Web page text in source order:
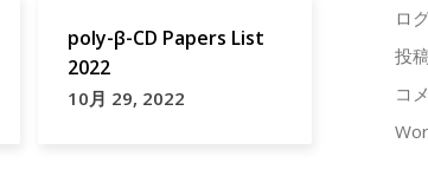
poly-β-CD Papers List
2022
10月 29, 2022
ロ
投
コ